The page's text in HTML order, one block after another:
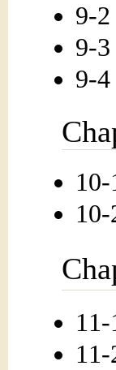
9-
9-
9-